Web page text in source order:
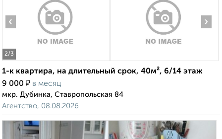
2/3
‹ ›
1-к квартира, на длительный срок, 40м², 6/14 этаж
9 000 ₽ в месяц
мкр. Дубинка, Ставропольская 84
Агентство, 08.08.2026